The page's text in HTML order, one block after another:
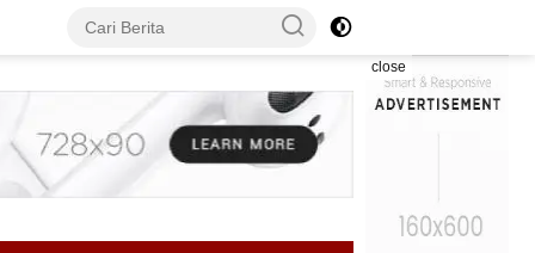
close